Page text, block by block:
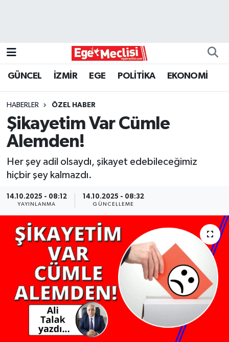
GÜNCEL İZMİR EGE POLİTİKA EKONOMİ
HABERLER ÖZEL HABER
Şikayetim Var Cümle
Alemden!
Her şey adil olsaydı, şikayet edebileceğimiz
hiçbir şey kalmazdı.
14.10.2025 - 08:12
YAYINLANMA
14.10.2025 - 08:32
GÜNCELLEME
GÜNCEL
ÖZEL HABER
POLİTİKA
Programlar
SPOR
YAŞAM